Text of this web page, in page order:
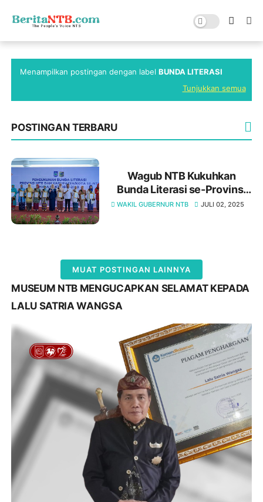
Menampilkan postingan dengan labelBUNDA LITERASI
Tunjukkan semua
POSTINGAN TERBARU
Wagub NTB Kukuhkan
Bunda Literasi se-Provinsi
NTB: Dorong Inovasi dan
WAKIL GUBERNUR NTB JULI 02, 2025
MUAT POSTINGAN LAINNYA
MUSEUM NTB MENGUCAPKAN SELAMAT KEPADA
LALU SATRIA WANGSA